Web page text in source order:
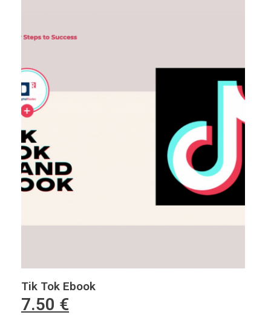
Tik Tok Ebook
7.50 €